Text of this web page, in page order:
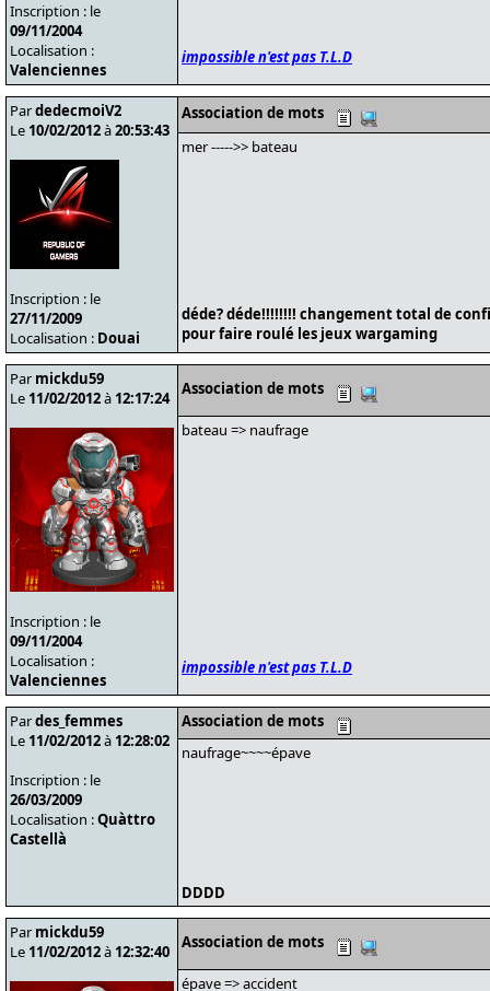
Inscription : le
09/11/2004
Localisation :
Valenciennes
impossible n'est pas T.L.D
PardedecmoiV2
Le 10/02/2012à20:53:43
Inscription : le
27/11/2009
Localisation : Douai
Association de mots
mer ----->> bateau
déde? déde!!!!!!!! changement total de
pour faire roulé les jeux wargaming
Par mickdu59
Le 11/02/2012à 12:17:24
Inscription : le
09/11/2004
Localisation :
Valenciennes
Association de mots
bateau => naufrage
impossible n'est pas T.L.D
Pardes_femmes
Le 11/02/2012à 12:28:02
Inscription : le
26/03/2009
Localisation :Quàttro
Castellà
Association de mots
naufrage~~~~épave
DDDD
Par mickdu59
Le 11/02/2012à 12:32:40 Association de mots
épave => accident